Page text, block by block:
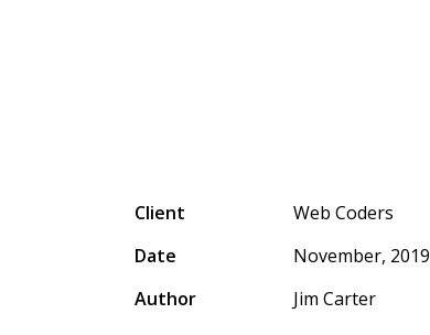
Client
Web Coders
Date
November, 2019
Author
Jim Carter